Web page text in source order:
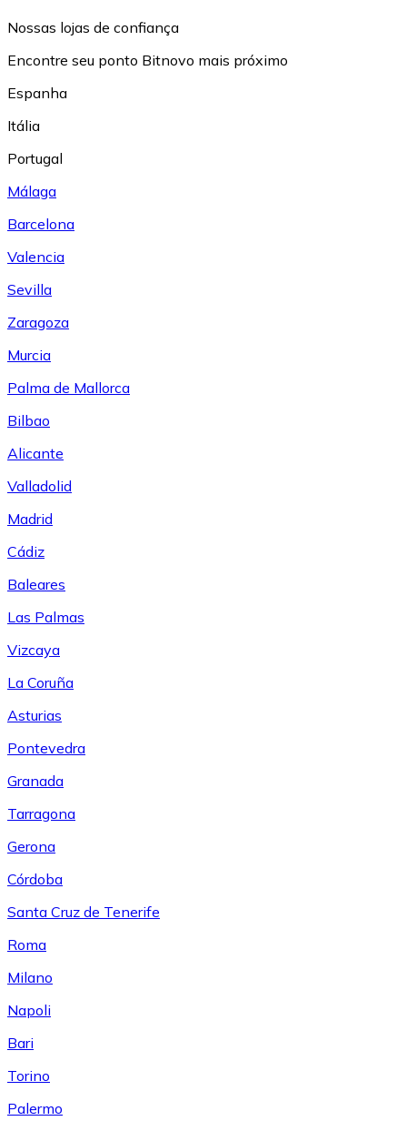
Nossas lojas de confiança
Encontre seu ponto Bitnovo mais próximo
Espanha
Itália
Portugal
Málaga
Barcelona
Valencia
Sevilla
Zaragoza
Murcia
Palma de Mallorca
Bilbao
Alicante
Valladolid
Madrid
Cádiz
Baleares
Las Palmas
Vizcaya
La Coruña
Asturias
Pontevedra
Granada
Tarragona
Gerona
Córdoba
Santa Cruz de Tenerife
Roma
Milano
Napoli
Bari
Torino
Palermo